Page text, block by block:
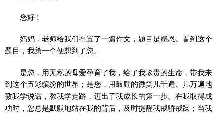
您好！
妈妈，老师给我们布置了一篇作文，题目是感恩。看到这个
题目，我第一个便想到了您。
是您，用无私的母爱孕育了我，给了我珍贵的生命，带我来
到这个五彩缤纷的世界；是您，用鼓励的微笑几千遍、几万遍地
教我学说话，教我学走路，迈出了我成长的第一步。在我取得成
功时，您总是默默地站在我的背后，及时提醒我戒骄戒躁；当我